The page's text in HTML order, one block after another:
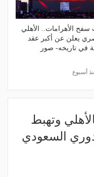
الأهرامات.. الأهلي
يعلن عن أكبر عقد
في تاريخه- صور
أسبوع
وتهبط
السعودي